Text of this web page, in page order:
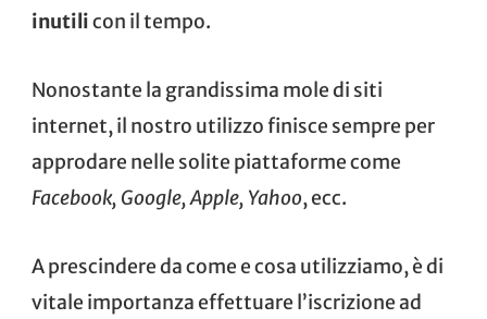
inutilicon il tempo.
Nonostante la grandissima mole di siti
internet, il nostro utilizzo finisce sempre per
approdare nelle solite piattaforme come
Facebook, Google, Apple, Yahoo, ecc.
A prescindere da come e cosa utilizziamo, è di
vitale importanza effettuare l’iscrizione ad